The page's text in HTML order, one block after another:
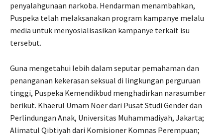
penyalahgunaan narkoba. Hendarman menambahkan,
Puspeka telah melaksanakan program kampanye melalu
media untuk menyosialisasikan kampanye terkait isu
tersebut.
Guna mengetahui lebih dalam seputar pemahaman dan
penanganan kekerasan seksual di lingkungan perguruan
tinggi, Puspeka Kemendikbud menghadirkan narasumber
berikut. Khaerul Umam Noer dari Pusat Studi Gender dan
Perlindungan Anak, Universitas Muhammadiyah, Jakarta;
Alimatul Qibtiyah dari Komisioner Komnas Perempuan;